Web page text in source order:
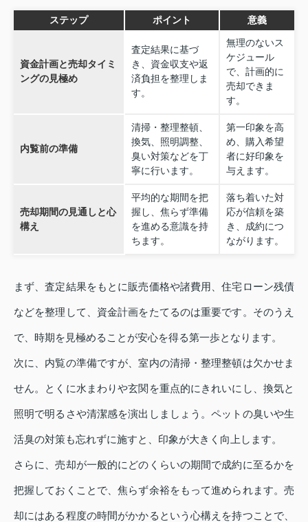
ステップ ポイント 意義
資金計画と売却タイミ
ングの見極め
査定結果に基づ
き、資金収支や返
済負担を整理しま
す。
無理のないス
ケジュール
で、計画的に
売却できま
す。
内覧前の準備
清掃・整理整頓、
換気、照明調整、
臭い対策などを丁
寧に行います。
第一印象を高
め、購入希望
者に好印象を
与えます。
売却期間の見通しと心
構え
平均的な期間を把
握し、焦らず準備
を進める意識を持
ちます。
落ち着いた対
応が信頼を築
き、成約につ
ながります。
まず、査定結果をもとに販売価格や諸費用、住宅ローン残債
などを整理して、資金計画をたてるのは重要です。そのうえ
で、時期を見極めることが安心を得る第一歩となります。
次に、内覧の準備ですが、室内の清掃・整理整頓は欠かせま
せん。とくに水まわりや玄関を重点的にきれいにし、換気と
照明で明るさや清潔感を演出しましょう。ペットの臭いや生
活臭の対策も忘れずに施すと、印象が大きく向上します。
さらに、売却が一般的にどのくらいの期間で成約に至るかを
把握しておくことで、焦らず余裕をもって進められます。売
却にはある程度の時間がかかるという心構えを持つことで、